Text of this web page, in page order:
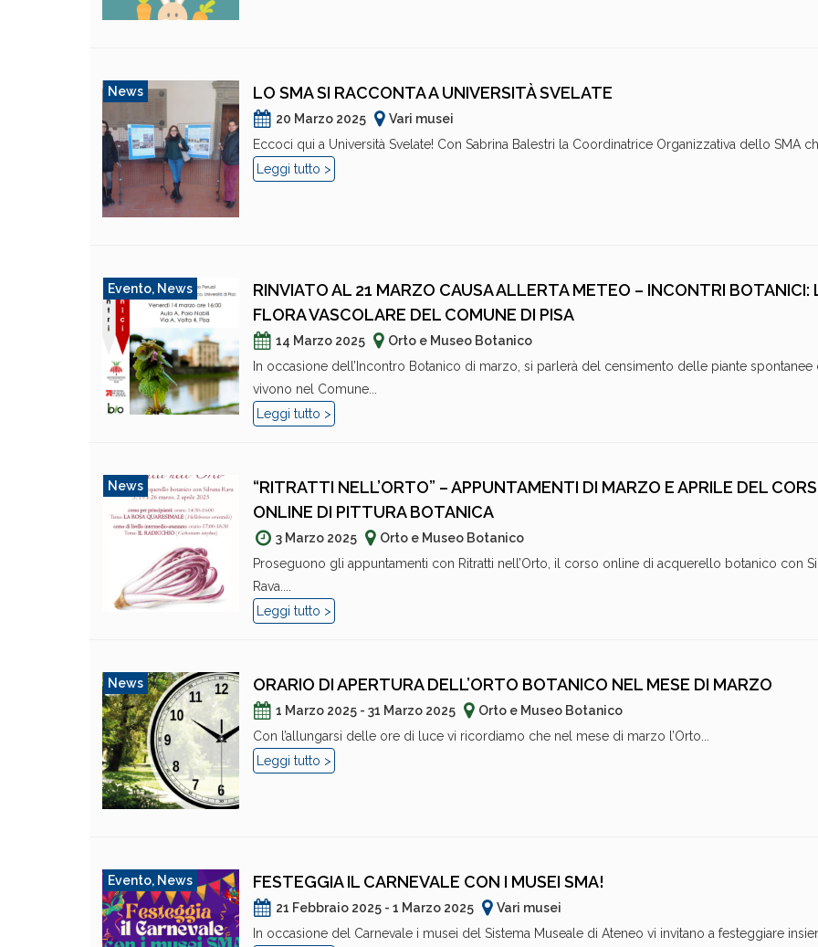
News LO SMA SI RACCONTA A UNIVERSITÀ SVELATE
20 Marzo 2025
Vari musei
Eccoci qui a Università Svelate! Con Sabrina Balestri la Coordinatrice Organizzativa dello SMA
Leggi tutto >
Evento, News
RINVIATO AL 21 MARZO CAUSA ALLERTA METEO – INCONTRI BOTANICI:
FLORA VASCOLARE DEL COMUNE DI PISA
14 Marzo 2025
Orto e Museo Botanico
In occasione dell’Incontro Botanico di marzo, si parlerà del censimento delle piante spontanee
vivono nel Comune...
Leggi tutto >
News
“RITRATTI NELL’ORTO” – APPUNTAMENTI DI MARZO E APRILE DEL
ONLINE DI PITTURA BOTANICA
3 Marzo 2025
Orto e Museo Botanico
Proseguono gli appuntamenti con Ritratti nell’Orto, il corso online di acquerello botanico con
Rava....
Leggi tutto >
News ORARIO DI APERTURA DELL’ORTO BOTANICO NEL MESE DI MARZO
1 Marzo 2025 - 31 Marzo 2025
Orto e Museo Botanico
Con l’allungarsi delle ore di luce vi ricordiamo che nel mese di marzo l’Orto...
Leggi tutto >
Evento, News FESTEGGIA IL CARNEVALE CON I MUSEI SMA!
21 Febbraio 2025 - 1 Marzo 2025
Vari musei
In occasione del Carnevale i musei del Sistema Museale di Ateneo vi invitano a festeggiare